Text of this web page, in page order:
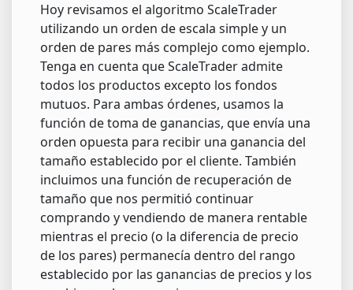
Hoy revisamos el algoritmo ScaleTrader
utilizando un orden de escala simple y un
orden de pares más complejo como ejemplo.
Tenga en cuenta que ScaleTrader admite
todos los productos excepto los fondos
mutuos. Para ambas órdenes, usamos la
función de toma de ganancias, que envía una
orden opuesta para recibir una ganancia del
tamaño establecido por el cliente. También
incluimos una función de recuperación de
tamaño que nos permitió continuar
comprando y vendiendo de manera rentable
mientras el precio (o la diferencia de precio
de los pares) permanecía dentro del rango
establecido por las ganancias de precios y los